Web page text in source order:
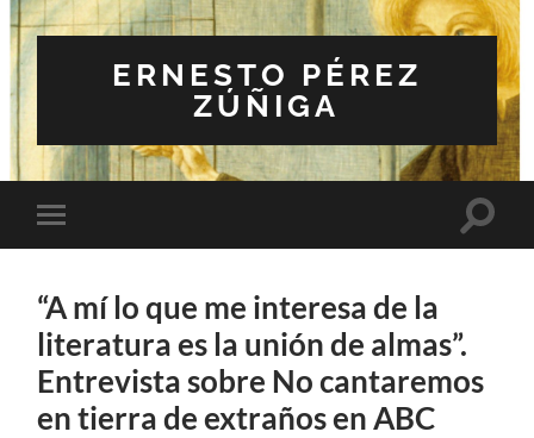
ERNESTO PÉREZ
ZÚÑIGA
Alternar
el
“A mí lo que me interesa de la
literatura es la unión de almas”.
Entrevista sobre No cantaremos
en tierra de extraños en ABC